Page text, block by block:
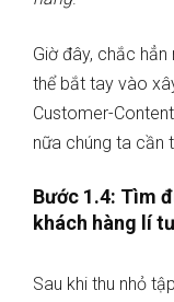
Giờ đây, chắc
thể bắt tay vào
Customer-
nữa chúng ta cần
Bước 1.4: Tìm
khách hàng lí
Sau khi thu nhỏ